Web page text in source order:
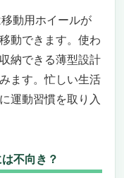
こういう人には
ドミル「Omega
で本格的に走り
ニングマシン
サポートする独
動用ホイールが
動できます。使わ
納できる薄型設計
ます。忙しい生活
運動習慣を取り入
不向き？